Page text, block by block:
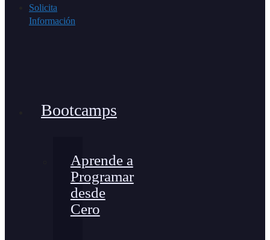
Solicita
Información
Bootcamps
Aprende a
Programar
desde
Cero